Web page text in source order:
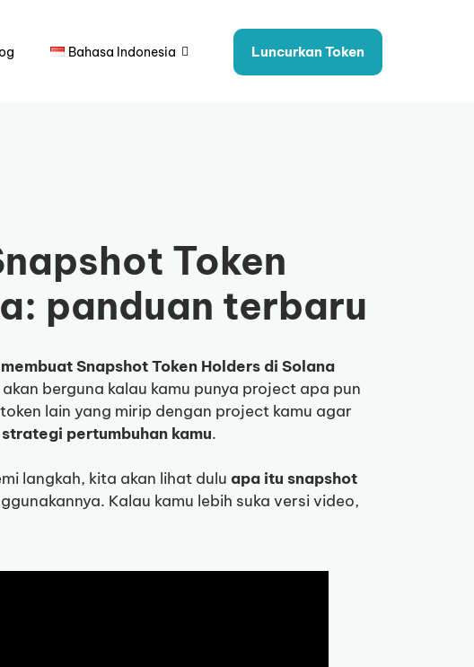
Bahasa Indonesia Luncurkan Token
Token
panduan terbaru
Snapshot Token Holders di Solana
berguna kalau kamu punya project apa pun
lain yang mirip dengan project kamu agar
pertumbuhan kamu.
langkah, kita akan lihat dulu apa itu snapshot
Kalau kamu lebih suka versi video,